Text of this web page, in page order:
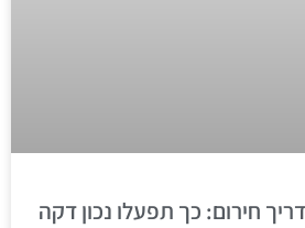
חירום: כך תפעלו נכון דקה